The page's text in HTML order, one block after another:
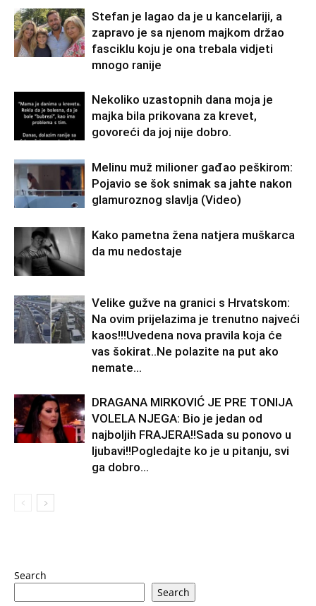
Stefan je lagao da je u kancelariji, a
zapravo je sa njenom majkom držao
fasciklu koju je ona trebala vidjeti
mnogo ranije
Nekoliko uzastopnih dana moja je
majka bila prikovana za krevet,
govoreći da joj nije dobro.
Melinu muž milioner gađao peškirom:
Pojavio se šok snimak sa jahte nakon
glamuroznog slavlja (Video)
Kako pametna žena natjera muškarca
da mu nedostaje
Velike gužve na granici s Hrvatskom:
Na ovim prijelazima je trenutno najveći
kaos!!!Uvedena nova pravila koja će
vas šokirat..Ne polazite na put ako
nemate...
DRAGANA MIRKOVIĆ JE PRE TONIJA
VOLELA NJEGA: Bio je jedan od
najboljih FRAJERA!!Sada su ponovo u
ljubavi!!Pogledajte ko je u pitanju, svi
ga dobro...
Search
Search